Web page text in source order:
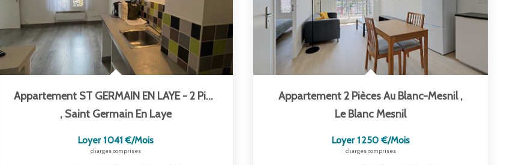
Appartement ST GERMAIN EN LAYE - 2 Pièce(s) - 31.67m2
, Saint Germain En Laye
Loyer 1 041 €/mois
charges comprises
Appartement 2 Pièces Au Blanc-Mesnil ,
Le Blanc Mesnil
Loyer 1 250 €/mois
charges comprises